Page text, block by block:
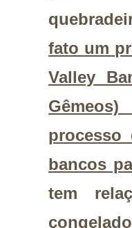
fato um
Valley
processo
bancos
tem